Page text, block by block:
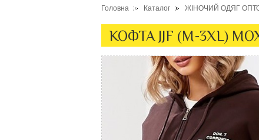
Головна Каталог ЖІНОЧИЙ ОДЯГ
КОФТА JJF (M-3XL)